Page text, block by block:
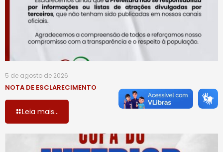
5 de agosto de 2026
NOTA DE ESCLARECIMENTO
Leia mais...